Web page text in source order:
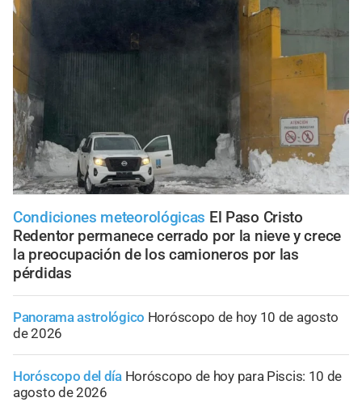
Condiciones meteorológicas El Paso Cristo
Redentor permanece cerrado por la nieve y crece
la preocupación de los camioneros por las
pérdidas
Panorama astrológico Horóscopo de hoy 10 de agosto
de 2026
Horóscopo del día Horóscopo de hoy para Piscis: 10 de
agosto de 2026